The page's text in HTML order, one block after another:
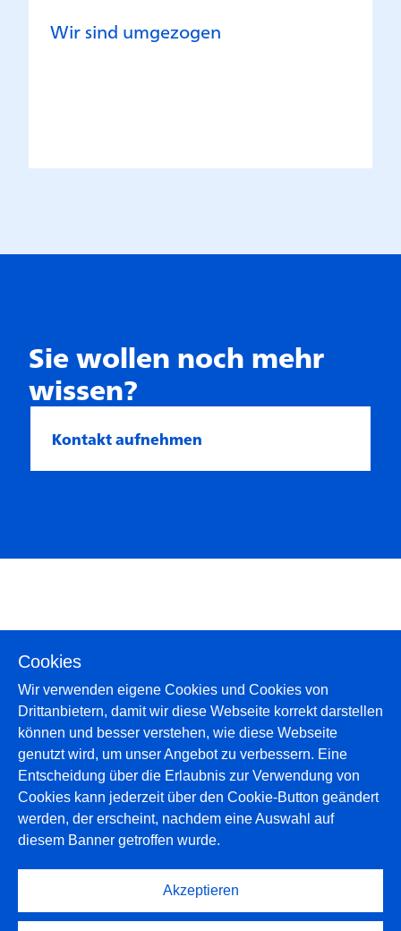
Wir sind umgezogen
Sie wollen noch mehr
wissen?
Kontakt aufnehmen
Cookies
Wir verwenden eigene Cookies und Cookies von
Drittanbietern, damit wir diese Webseite korrekt darstellen
können und besser verstehen, wie diese Webseite
genutzt wird, um unser Angebot zu verbessern. Eine
Entscheidung über die Erlaubnis zur Verwendung von
Cookies kann jederzeit über den Cookie-Button geändert
werden, der erscheint, nachdem eine Auswahl auf
diesem Banner getroffen wurde.
Akzeptieren
Über uns
Projekte
News
Kontakt
Datenschutz
Impressum
Stellen